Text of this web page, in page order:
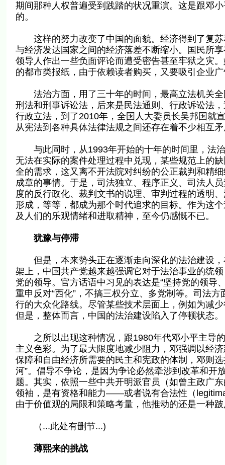
期间那种人权普遍受到践踏的状况重演。这是跟邓
的。
这样的努力改变了中国的面貌。经济得到了复苏
与经济发达国家之间的经济落差不断缩小。国民所
领导人作出一些负面评论而遭受密告甚至牢狱之灾
的都市类报纸，由于依赖读者购买，又要吸引企业
法治方面，用了三十年的时间，最高立法机关全
刑法和刑事诉讼法，后来是民法通则、行政诉讼法
行政立法，到了2010年，全国人大委员长吴邦国就
从宪法到各种具体法律法规之间还存在着不少相互
与此同时，从1993年开始的十年的时间里，法治
无法在实际的案件处理过程中兑现，某些规范上的
全的需求，这又离不开法院对纠纷的公正裁判和精
成章的事情。于是，司法独立、程序正义、司法人
度的反行政化、裁判文书的说理、审判过程的透明
形成，等等，都成为那个时代追求的目标。作为这
及人们的乐观情绪和进取精神，至今仍感慨不已。
犹豫与停滞
但是，本来势头正在逐渐走向深化的法治建设，
架上，中国共产党越来越强调它对于法治事业的统
党的领导。官方话语中习见的表达是“坚持党的领导
重申反对“西化”，不搞三权分立、多党制等。司法
行的大众化路线。尽管某些技术层面上，例如为减
但是，整体而言，中国的法治建设陷入了停顿状态。
之所以出现这种情况，跟1980年代邓小平主导的
主义色彩。为了最大限度地减少阻力，邓强调以经
保障和自由经济所需要的民主和宪政的体制，邓则
河”。倡导不争论，是因为争论必然牵涉到改革和
题。其实，依照一些中共开明派官员（如曾主政广
领袖，是有资格和能力——或者说有合法性（
由于价值观的局限和策略考量，他推动的还是一种
（...此处有删节...)
薄熙来的挑战